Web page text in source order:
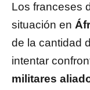
Los franceses
situación en
de la cantidad
intentar
militares